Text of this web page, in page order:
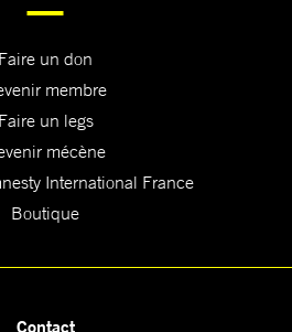
Faire un don
membre
Faire un legs
mécène
International France
Boutique
Contact